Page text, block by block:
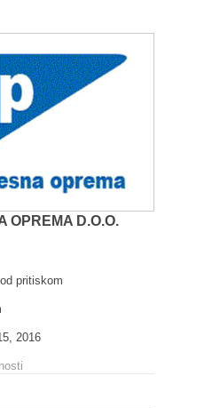
OPREMA D.O.O.
pritiskom
2016